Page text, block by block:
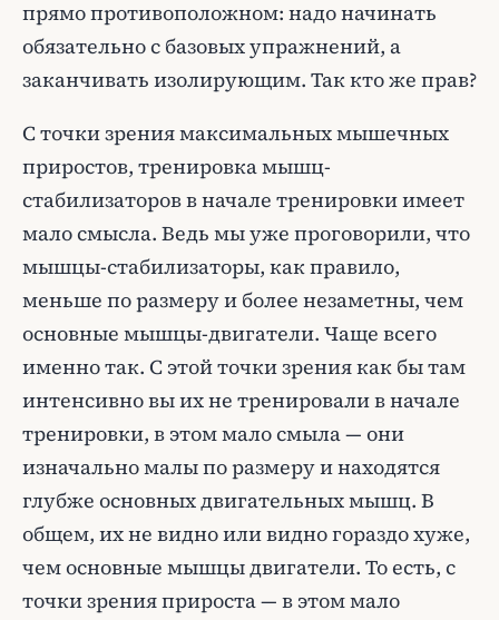
прямо противоположном: надо начинать
обязательно с базовых упражнений, а
заканчивать изолирующим. Так кто же прав?
С точки зрения максимальных мышечных
приростов, тренировка мышц-
стабилизаторов в начале тренировки имеет
мало смысла. Ведь мы уже проговорили, что
мышцы-стабилизаторы, как правило,
меньше по размеру и более незаметны, чем
основные мышцы-двигатели. Чаще всего
именно так. С этой точки зрения как бы там
интенсивно вы их не тренировали в начале
тренировки, в этом мало смыла — они
изначально малы по размеру и находятся
глубже основных двигательных мышц. В
общем, их не видно или видно гораздо хуже,
чем основные мышцы двигатели. То есть, с
точки зрения прироста — в этом мало